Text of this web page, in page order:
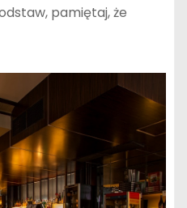
pamiętaj, że